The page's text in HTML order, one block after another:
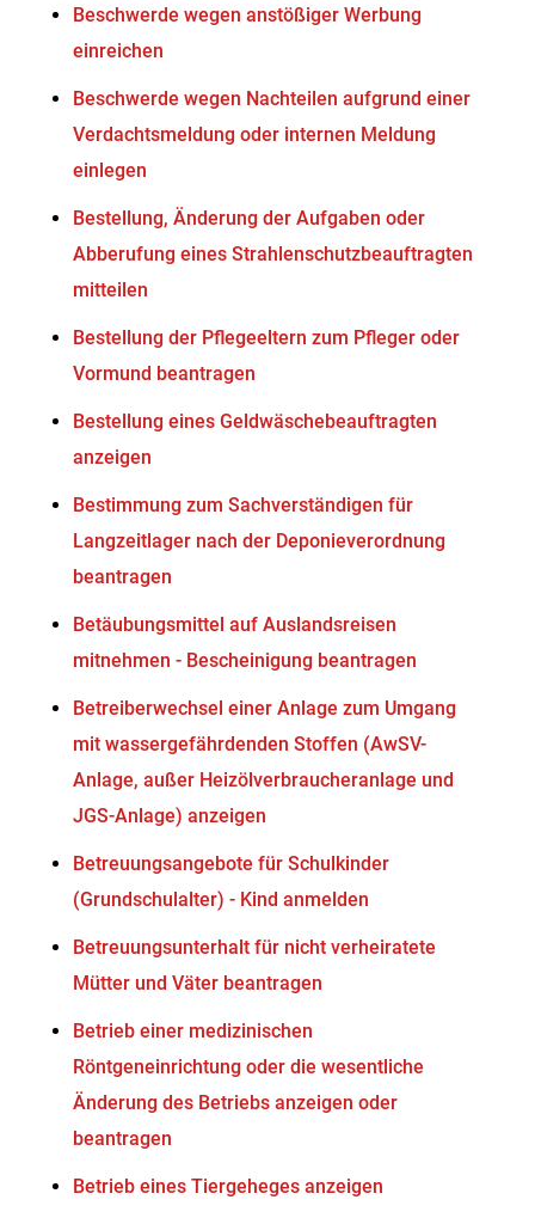
Beschwerde wegen anstößiger Werbung
einreichen
Beschwerde wegen Nachteilen aufgrund einer
Verdachtsmeldung oder internen Meldung
einlegen
Bestellung, Änderung der Aufgaben oder
Abberufung eines Strahlenschutzbeauftragten
mitteilen
Bestellung der Pflegeeltern zum Pfleger oder
Vormund beantragen
Bestellung eines Geldwäschebeauftragten
anzeigen
Bestimmung zum Sachverständigen für
Langzeitlager nach der Deponieverordnung
beantragen
Betäubungsmittel auf Auslandsreisen
mitnehmen - Bescheinigung beantragen
Betreiberwechsel einer Anlage zum Umgang
mit wassergefährdenden Stoffen (AwSV-
Anlage, außer Heizölverbraucheranlage und
JGS-Anlage) anzeigen
Betreuungsangebote für Schulkinder
(Grundschulalter) - Kind anmelden
Betreuungsunterhalt für nicht verheiratete
Mütter und Väter beantragen
Betrieb einer medizinischen
Röntgeneinrichtung oder die wesentliche
Änderung des Betriebs anzeigen oder
beantragen
Betrieb eines Tiergeheges anzeigen